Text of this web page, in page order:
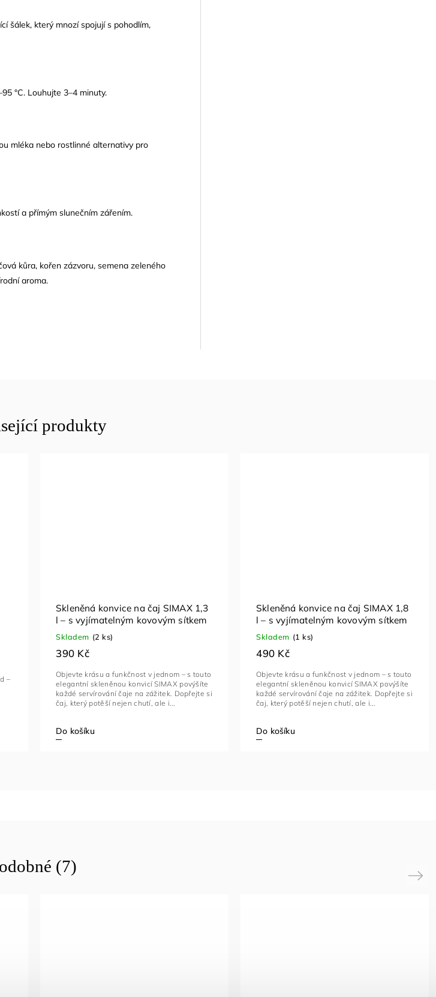
šálek, který mnozí spojují s pohodlím,
°C. Louhujte 3–4 minuty.
mléka nebo rostlinné alternativy pro
a přímým slunečním zářením.
kůra, kořen zázvoru, semena zeleného
aroma.
produkty
–
Skleněná konvice na čaj SIMAX 1,3
l – s vyjímatelným kovovým sítkem
Skladem (2 ks)
390 Kč
Do košíku
Objevte krásu a funkčnost v jednom – s touto
elegantní skleněnou konvicí SIMAX povýšíte
každé servírování čaje na zážitek. Dopřejte si
čaj, který potěší nejen chutí, ale i...
Skleněná konvice na čaj SIMAX 1,8
l – s vyjímatelným kovovým sítkem
Skladem (1 ks)
490 Kč
Do košíku
Objevte krásu a funkčnost v jednom – s touto
elegantní skleněnou konvicí SIMAX povýšíte
každé servírování čaje na zážitek. Dopřejte si
čaj, který potěší nejen chutí, ale i...
(7) Next